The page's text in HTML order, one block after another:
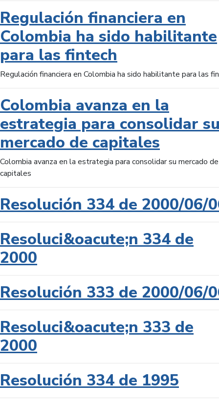
Regulación financiera en
Colombia ha sido habilitante
para las fintech
Regulación financiera en Colombia ha sido habilitante para las
Colombia avanza en la
estrategia para consolidar
mercado de capitales
Colombia avanza en la estrategia para consolidar su mercado de
capitales
Resolución 334 de 2000/06/
Resoluci&oacute;n 334 de
2000
Resolución 333 de 2000/06/
Resoluci&oacute;n 333 de
2000
Resolución 334 de 1995